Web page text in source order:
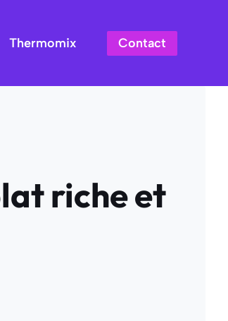
Thermomix Contact
riche et